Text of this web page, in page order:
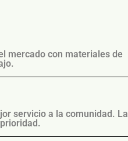
mercado con materiales de
servicio a la comunidad. La